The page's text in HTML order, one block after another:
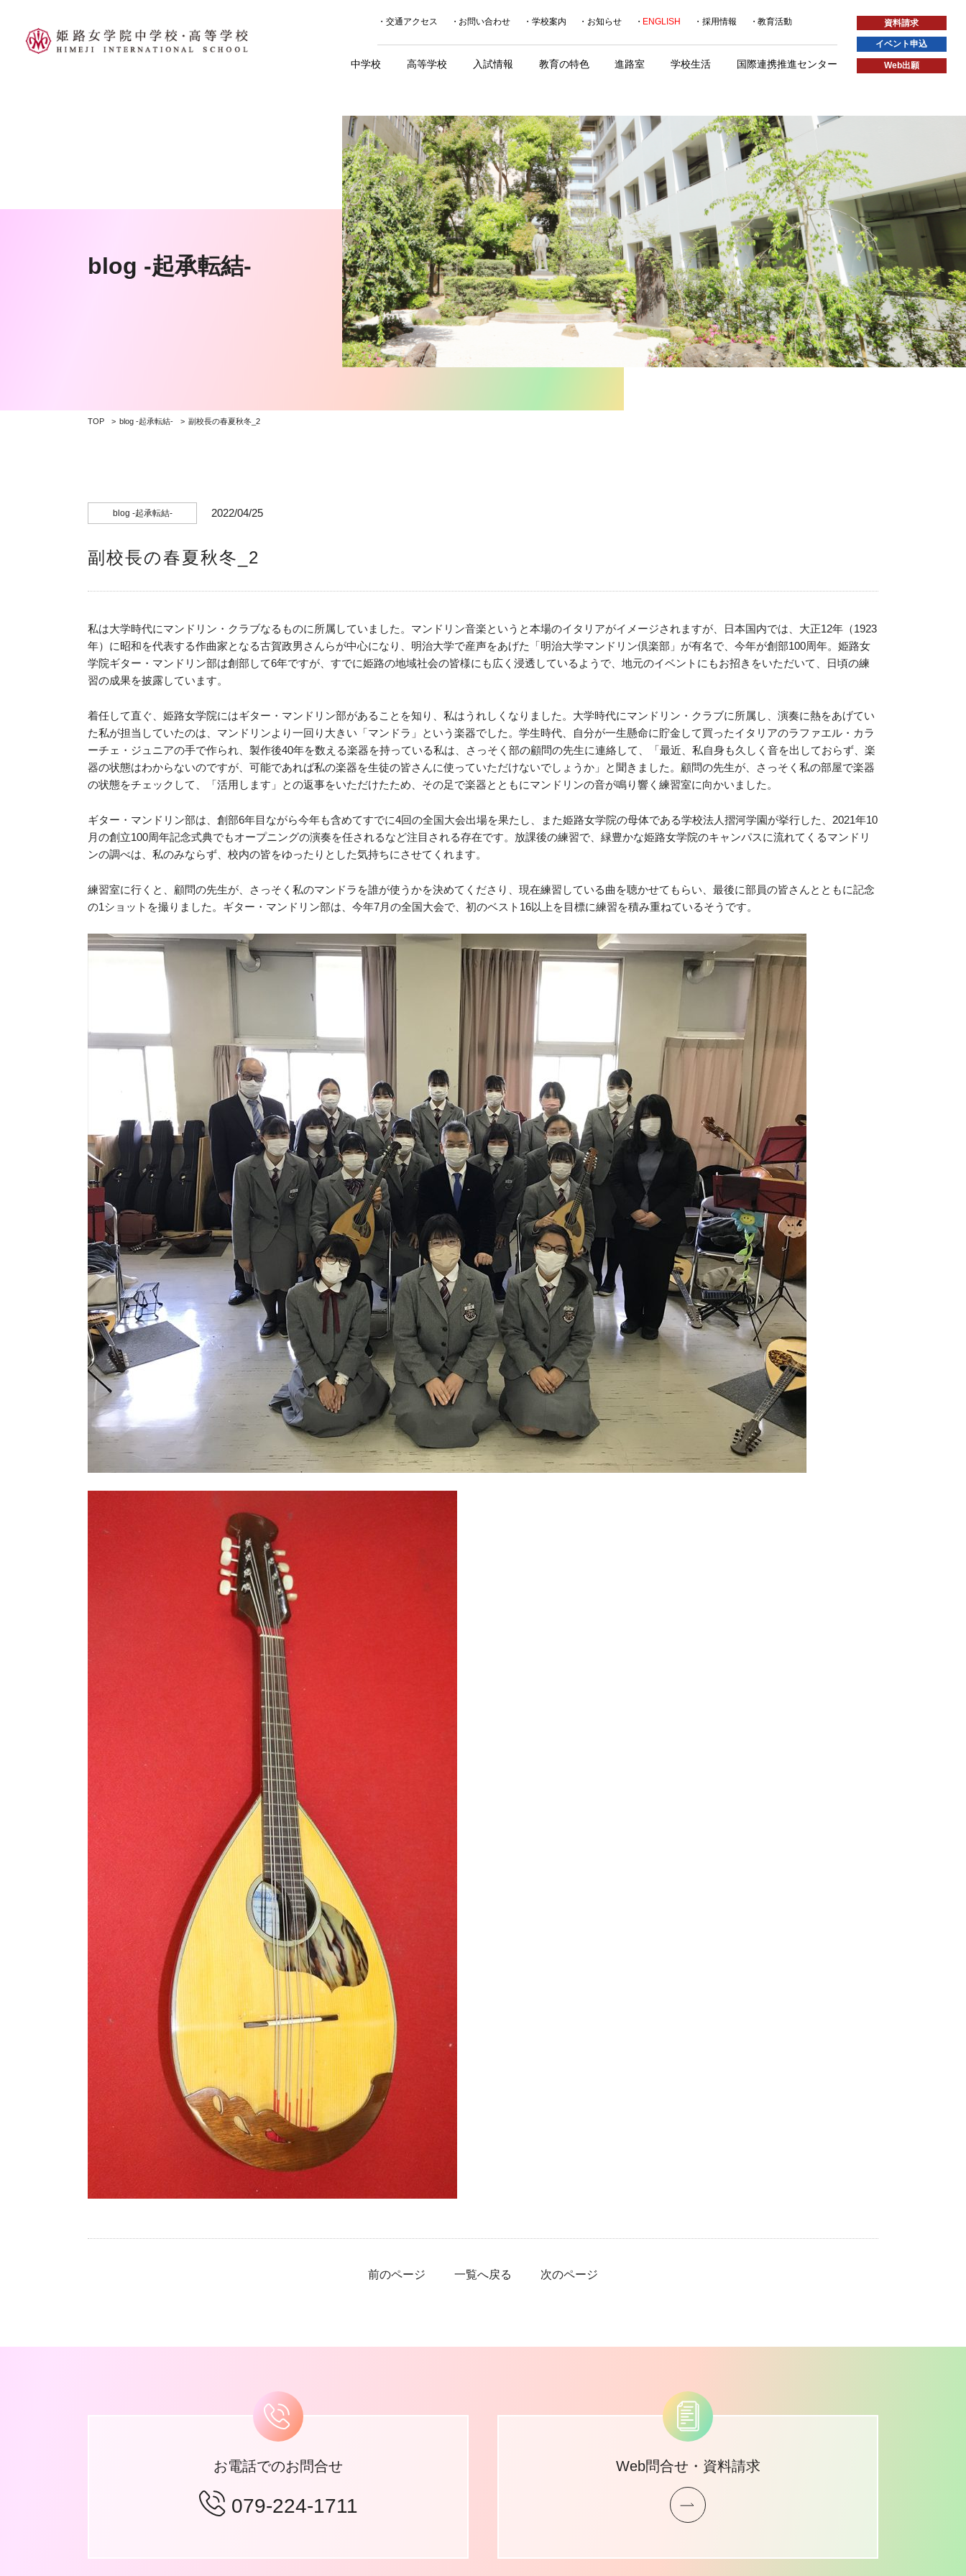
中学校 高等学校 入試情報 教育の特色 進路室 学校生活 国際連携推進センター
交通アクセス お問い合わせ 学校案内 お知らせ ENGLISH 採用情報 教育活動 資料請求
イベント申込
Web出願
blog -起承転結-
TOP blog -起承転結- 副校長の春夏秋冬_2
blog -起承転結- 2022/04/25
副校長の春夏秋冬_2
私は大学時代にマンドリン・クラブなるものに所属していました。マンドリン音楽というと本場のイタリアがイメージされますが、日本国内では、大正12年（1923
年）に昭和を代表する作曲家となる古賀政男さんらが中心になり、明治大学で産声をあげた「明治大学マンドリン倶楽部」が有名で、今年が創部100周年。姫路女
学院ギター・マンドリン部は創部して6年ですが、すでに姫路の地域社会の皆様にも広く浸透しているようで、地元のイベントにもお招きをいただいて、日頃の練
習の成果を披露しています。
着任して直ぐ、姫路女学院にはギター・マンドリン部があることを知り、私はうれしくなりました。大学時代にマンドリン・クラブに所属し、演奏に熱をあげてい
た私が担当していたのは、マンドリンより一回り大きい「マンドラ」という楽器でした。学生時代、自分が一生懸命に貯金して買ったイタリアのラファエル・カラ
ーチェ・ジュニアの手で作られ、製作後40年を数える楽器を持っている私は、さっそく部の顧問の先生に連絡して、「最近、私自身も久しく音を出しておらず、楽
器の状態はわからないのですが、可能であれば私の楽器を生徒の皆さんに使っていただけないでしょうか」と聞きました。顧問の先生が、さっそく私の部屋で楽器
の状態をチェックして、「活用します」との返事をいただけたため、その足で楽器とともにマンドリンの音が鳴り響く練習室に向かいました。
ギター・マンドリン部は、創部6年目ながら今年も含めてすでに4回の全国大会出場を果たし、また姫路女学院の母体である学校法人摺河学園が挙行した、2021年10
月の創立100周年記念式典でもオープニングの演奏を任されるなど注目される存在です。放課後の練習で、緑豊かな姫路女学院のキャンパスに流れてくるマンドリ
ンの調べは、私のみならず、校内の皆をゆったりとした気持ちにさせてくれます。
練習室に行くと、顧問の先生が、さっそく私のマンドラを誰が使うかを決めてくださり、現在練習している曲を聴かせてもらい、最後に部員の皆さんとともに記念
の1ショットを撮りました。ギター・マンドリン部は、今年7月の全国大会で、初のベスト16以上を目標に練習を積み重ねているそうです。
前のページ 次のページ
一覧へ戻る
お電話でのお問合せ
079-224-1711
Web問合せ・資料請求